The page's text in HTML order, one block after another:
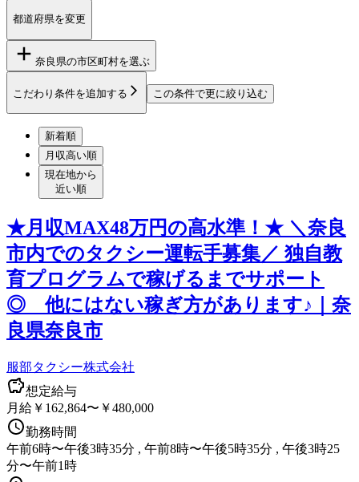
都道府県を変更
奈良県の市区町村を選ぶ
こだわり条件を追加する この条件で更に絞り込む
新着順
月収高い順
現在地から
近い順
★月収MAX48万円の高水準！★ ＼奈良
市内でのタクシー運転手募集／ 独自教
育プログラムで稼げるまでサポート
◎ 他にはない稼ぎ方があります♪｜奈
良県奈良市
服部タクシー株式会社
想定給与
月給￥162,864〜￥480,000
勤務時間
午前6時〜午後3時35分 , 午前8時〜午後5時35分 , 午後3時25
分〜午前1時